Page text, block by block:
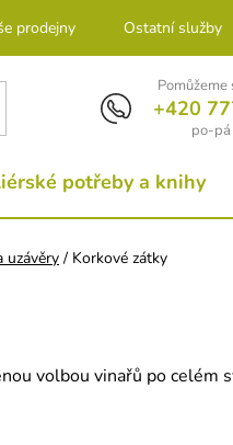
prodejny Ostatní služby
Pomůžeme
+420
po-
potřeby a knihy
uzávěry / Korkové zátky
volbou vinařů po celém